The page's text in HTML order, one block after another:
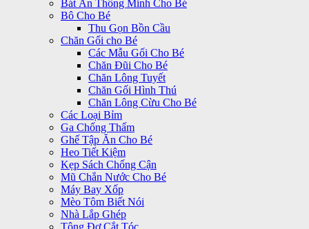
Bát Ăn Thông Minh Cho Bé
Bô Cho Bé
Thu Gọn Bồn Cầu
Chăn Gối cho Bé
Các Mẫu Gối Cho Bé
Chăn Đũi Cho Bé
Chăn Lông Tuyết
Chăn Gối Hình Thú
Chăn Lông Cừu Cho Bé
Các Loại Bỉm
Ga Chống Thấm
Ghế Tập Ăn Cho Bé
Heo Tiết Kiệm
Kẹp Sách Chống Cận
Mũ Chắn Nước Cho Bé
Máy Bay Xốp
Mèo Tôm Biết Nói
Nhà Lắp Ghép